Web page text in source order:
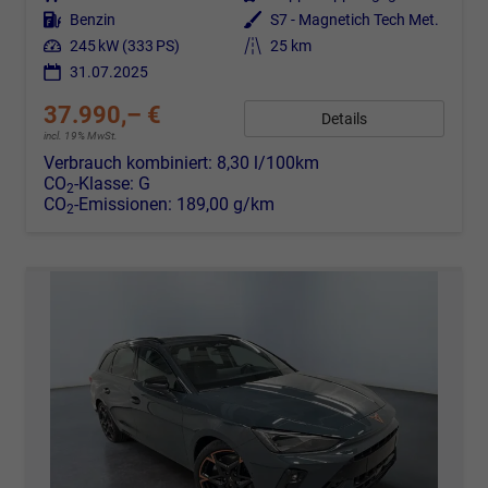
Kraftstoff Benzin Außenfarbe S7 - Magnetich Tech Met.
Leistung 245 kW (333 PS) Kilometerstand 25 km
31.07.2025
37.990,– €
incl. 19% MwSt.
Details
Verbrauch kombiniert: 8,30 l/100km
CO2-Klasse: G
CO2-Emissionen: 189,00 g/km